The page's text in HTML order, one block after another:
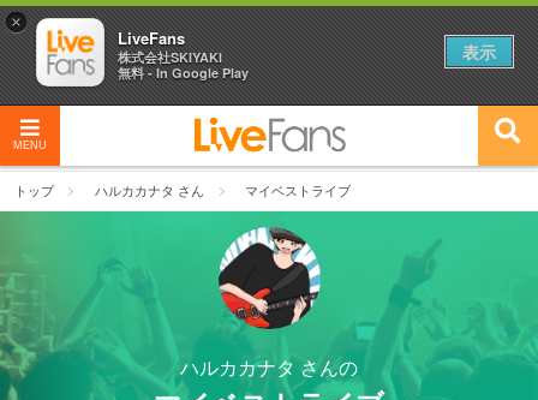
MENU
トップ ハルカカナタ さん マイベストライブ
ハルカカナタ さんの
×
LiveFans
株式会社SKIYAKI
無料 - In Google Play
表示